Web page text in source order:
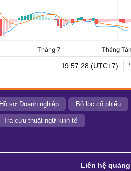
Hồ sơ Doanh nghiệp Bộ lọc cổ phiếu
Tra cứu thuật ngữ kinh tế
Liên hệ quảng